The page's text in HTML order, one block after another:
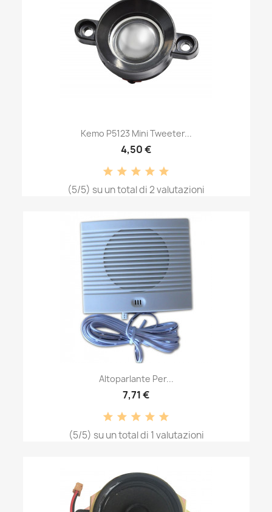
Kemo P5123 Mini Tweeter...
4,50 €
(5/5) su un total di 2 valutazioni
Altoparlante Per...
7,71 €
(5/5) su un total di 1 valutazioni